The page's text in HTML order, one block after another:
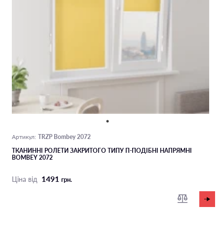
Артикул: TRZP Bombey 2072
ТКАНИННІ РОЛЕТИ ЗАКРИТОГО ТИПУ П-ПОДIБНІ НАПРЯМНІ
BOMBEY 2072
Ціна від 1491 грн.